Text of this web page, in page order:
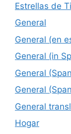
Estrellas de
General
General (en
General (in
General
General
General
Hogar